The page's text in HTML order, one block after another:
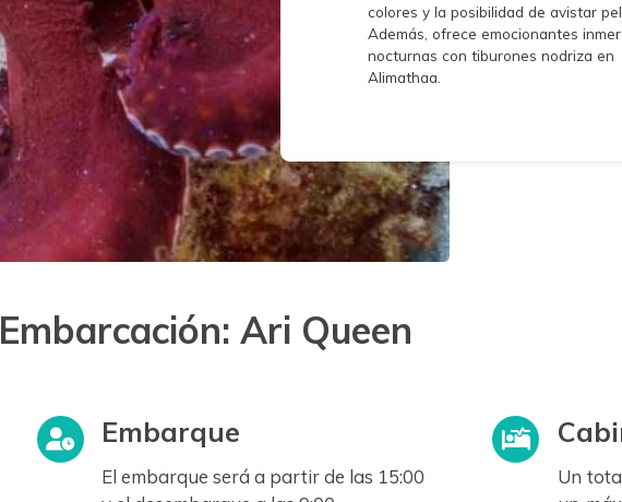
colores y la posibilidad de avistar
Además, ofrece emocionantes
nocturnas con tiburones nodriza en
Alimathaa.
Embarcación: Ari Queen
Embarque
El embarque será a partir de las 15:00
Un